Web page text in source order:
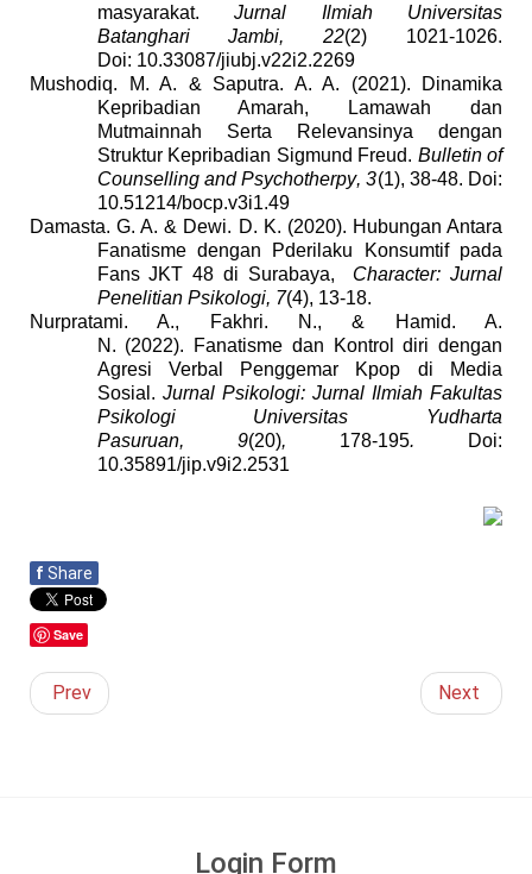
masyarakat.Jurnal Ilmiah Universitas
Batanghari Jambi, 22(2) 1021-1026.
Doi: 10.33087/jiubj.v22i2.2269
Mushodiq. M. A. & Saputra. A. A. (2021).
Dinamika
Kepribadian Amarah, Lamawah dan
Mutmainnah Serta Relevansinya dengan
Struktur Kepribadian Sigmund Freud. Bulletin of
Counselling and Psychotherpy, 3(1), 38-48. Doi:
10.51214/bocp.v3i1.49
Damasta. G. A. & Dewi. D. K. (2020). Hubungan Antara
Fanatisme dengan Pderilaku Konsumtif pada
Fans JKT 48 di Surabaya,
Character:Jurnal
Penelitian Psikologi, 7(4), 13-18.
Nurpratami. A., Fakhri. N., & Hamid. A.
N . (2022).
Fanatisme dan Kontrol diri dengan
Agresi Verbal Penggemar Kpop di Media
Sosial. Jurnal Psikologi: Jurnal Ilmiah Fakultas
Psikologi Universitas Yudharta
Pasuruan, 9(20), 178-195. Doi:
10.35891/jip.v9i2.2531
f Share
Save
Prev Next
Login Form